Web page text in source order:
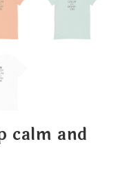
calm and